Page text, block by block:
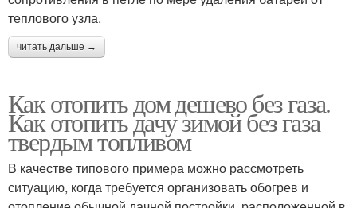
теплового узла.
читать дальше →
Как отопить дом дешево без газа.
Как отопить дачу зимой без газа
твердым топливом
В качестве типового примера можно рассмотреть
ситуацию, когда требуется организовать обогрев и